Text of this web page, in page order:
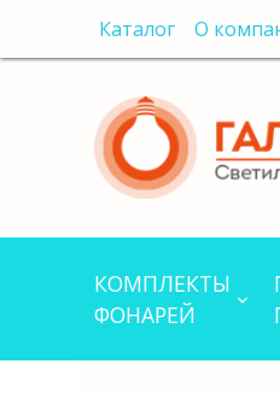
Каталог О
КОМПЛЕКТЫ
ФОНАРЕЙ